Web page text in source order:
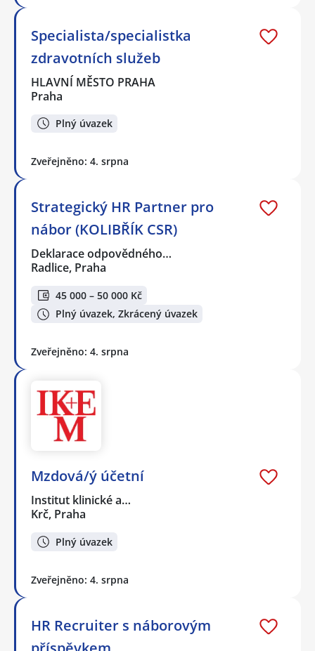
Specialista/specialistka
zdravotních služeb
HLAVNÍ MĚSTO PRAHA
Praha
Plný úvazek
Zveřejněno: 4. srpna
Strategický HR Partner pro
nábor (KOLIBŘÍK CSR)
Deklarace odpovědného…
Radlice, Praha
45 000 – 50 000 Kč
Plný úvazek, Zkrácený úvazek
Zveřejněno: 4. srpna
Mzdová/ý účetní
Institut klinické a…
Krč, Praha
Plný úvazek
Zveřejněno: 4. srpna
HR Recruiter s náborovým